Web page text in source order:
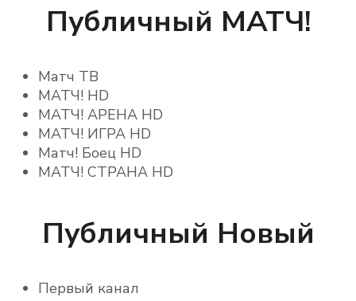
TiJi
НСТ
Русский бестселлер
Русский Детектив
Русский Роман HD
Теледом HD
FAN HD
Россия 24
СПАС
СТС
ТВ ЦЕНТР – Москва
ТВ3
ТНТ
Радость моя
Публичный МАТЧ!
Матч ТВ
МАТЧ! HD
МАТЧ! АРЕНА HD
МАТЧ! ИГРА HD
Матч! Боец HD
МАТЧ! СТРАНА HD
Публичный Новый
Первый канал